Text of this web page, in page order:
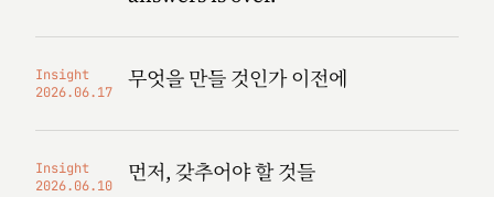
Insight
2026.06.17
무엇을 만들 것인가 이전에
Insight
2026.06.10
먼저, 갖추어야 할 것들